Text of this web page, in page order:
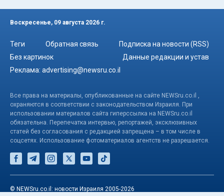
Воскресенье, 09 августа 2026 г.
Теги Обратная связь
Подписка на новости (RSS)
Без картинок
Данные редакции и устав
Реклама: advertising@newsru.co.il
Все права на материалы, опубликованные на сайте NEWSru.co.il ,
охраняются в соответствии с законодательством Израиля. При
использовании материалов сайта гиперссылка на NEWSru.co.il
обязательна. Перепечатка интервью, репортажей, эксклюзивных
статей без согласования с редакцией запрещена – в том числе в
соцсетях. Использование фотоматериалов агентств не разрешается.
© NEWSru.co.il: новости Израиля 2005-2026